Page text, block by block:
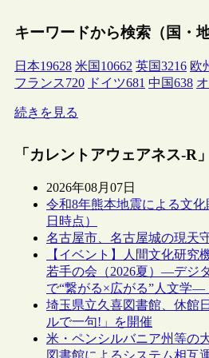
キーワードから検索（国・地
日本19628 米国 10662 英国3216 欧
フランス720 ドイツ681 中国638
続きを見る
「カレントアウェアネス-R
2026年08月07日
令和8年熊本地震による文
日時点）
名古屋市、名古屋城の現天
【イベント】人間文化研究
若手の会（2026夏）―デジ
で“繋がる×広がる”人文学―
埼玉県立久喜図書館、休館
ルで一句!」を開催
米・ペンシルバニア州等の